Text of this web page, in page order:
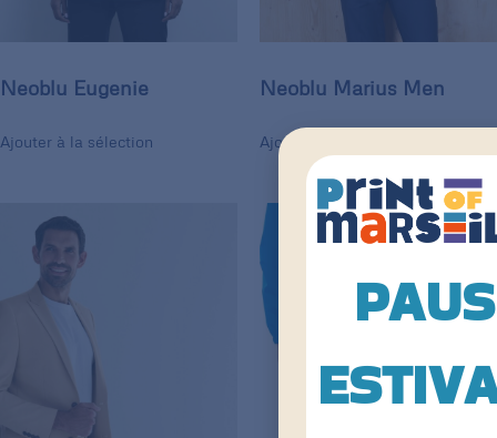
Neoblu Eugenie
Ajouter à la sélection
Neoblu Marius Men
Ajouter à la sélection